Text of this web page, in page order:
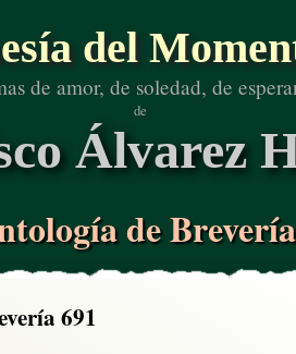
del
de amor, de soledad, de
de
Álvarez
de
691